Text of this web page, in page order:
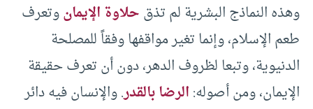
وهذه النماذج البشرية لم تذقحلاوة الإيمانوتعرف
طعم الإسلام، وإنما تغير مواقفها وفقاً للمصلحة
الدنيوية، وتبعا لظروف الدهر، دون أن تعرف حقيقة
الإيمان، ومن أصوله:الرضا بالقدر. والإنسان فيه دائر